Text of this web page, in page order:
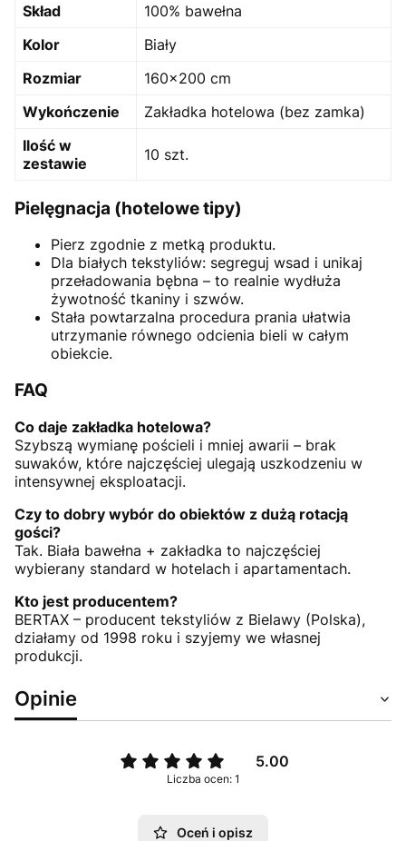
Skład
100% bawełna
Kolor
Biały
Rozmiar
160×200 cm
Wykończenie
Zakładka hotelowa (bez zamka)
Ilość w
zestawie
10 szt.
Pielęgnacja (hotelowe tipy)
Pierz zgodnie z metką produktu.
Dla białych tekstyliów: segreguj wsad i unikaj
przeładowania bębna – to realnie wydłuża
żywotność tkaniny i szwów.
Stała powtarzalna procedura prania ułatwia
utrzymanie równego odcienia bieli w całym
obiekcie.
FAQ
Co daje zakładka hotelowa?
Szybszą wymianę pościeli i mniej awarii – brak
suwaków, które najczęściej ulegają uszkodzeniu w
intensywnej eksploatacji.
Czy to dobry wybór do obiektów z dużą rotacją
gości?
Tak. Biała bawełna + zakładka to najczęściej
wybierany standard w hotelach i apartamentach.
Kto jest producentem?
BERTAX – producent tekstyliów z Bielawy (Polska),
działamy od 1998 roku i szyjemy we własnej
produkcji.
Opinie
5.00
Liczba ocen: 1
Oceń i opisz